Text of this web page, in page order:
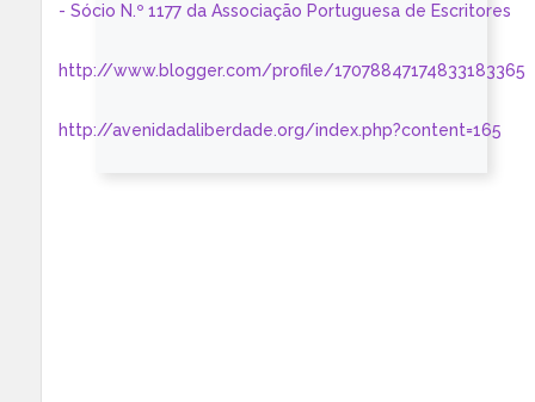
- Sócio N.º 1177 da Associação Portuguesa de Escritores
http://www.blogger.com/profile/17078847174833183365
http://avenidadaliberdade.org/index.php?content=165